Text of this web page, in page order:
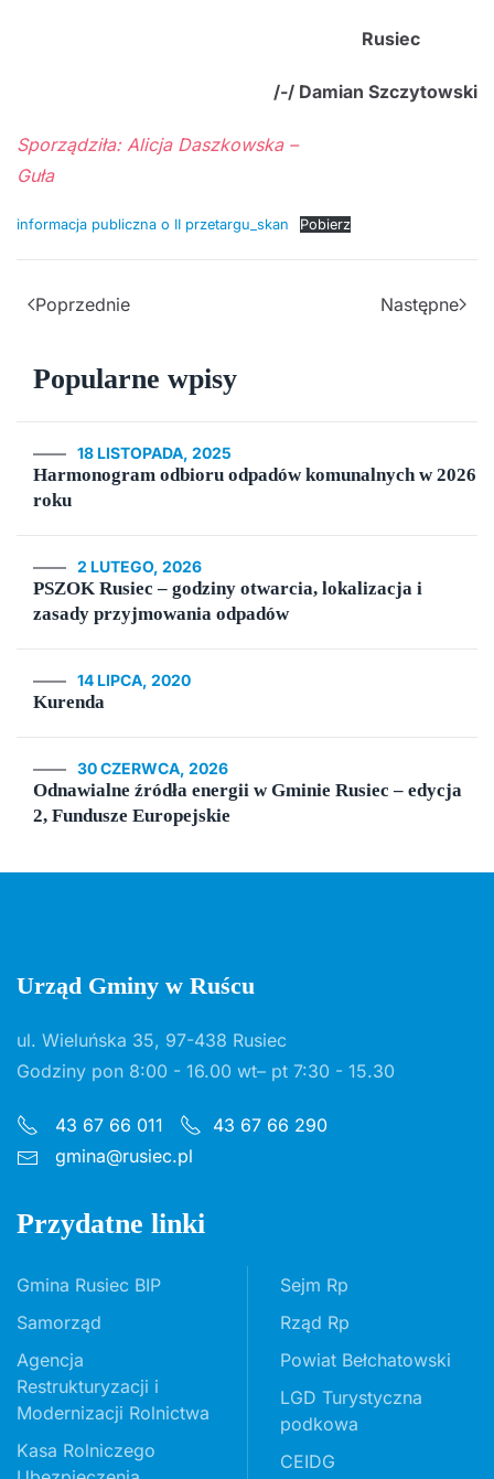
Rusiec
/-/ Damian Szczytowski
Sporządziła: Alicja Daszkowska –
Guła
informacja publiczna o II przetargu_skan Pobierz
Poprzednie Następne
Popularne wpisy
18 LISTOPADA, 2025
Harmonogram odbioru odpadów komunalnych w 2026
roku
2 LUTEGO, 2026
PSZOK Rusiec – godziny otwarcia, lokalizacja i
zasady przyjmowania odpadów
14 LIPCA, 2020
Kurenda
30 CZERWCA, 2026
Odnawialne źródła energii w Gminie Rusiec – edycja
2, Fundusze Europejskie
Urząd Gminy w Ruścu
ul. Wieluńska 35, 97-438 Rusiec
Godziny pon 8:00 - 16.00 wt– pt 7:30 - 15.30
43 67 66 011
43 67 66 290
gmina@rusiec.pl
Przydatne linki
Gmina Rusiec BIP
Samorząd
Agencja
Restrukturyzacji i
Modernizacji Rolnictwa
Kasa Rolniczego
Sejm Rp
Rząd Rp
Powiat Bełchatowski
LGD Turystyczna
podkowa
CEIDG